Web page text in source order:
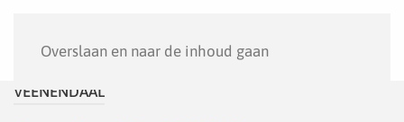
Overslaan en naar de inhoud gaan
VEENENDAAL